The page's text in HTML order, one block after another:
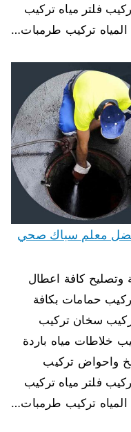
فلتر مياه تركيب
تركيب طرمبات…
الظهر 55850065 افضل معلم سباك صحي
كافة اعطال
حمامات بكافة
سخان تركيب
خلاطات مياه باردة
واحواض تركيب
فلتر مياه تركيب
تركيب طرمبات…